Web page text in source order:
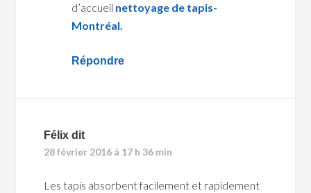
d’accueil nettoyage de tapis-
Montréal.
Répondre
Félix dit
28 février 2016 à 17 h 36 min
Les tapis absorbent facilement et rapidement